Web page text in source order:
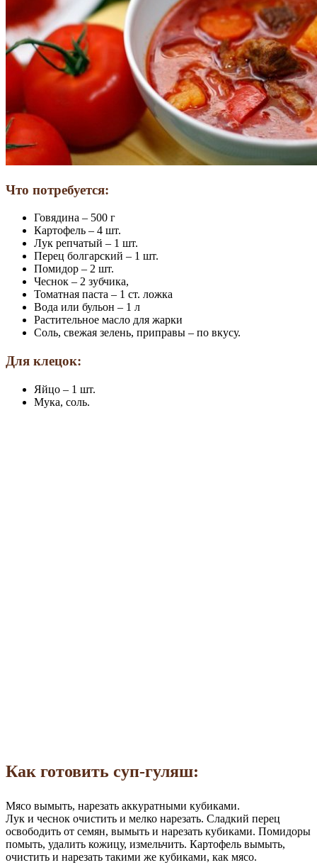
Что потребуется:
Говядина – 500 г
Картофель – 4 шт.
Лук репчатый – 1 шт.
Перец болгарский – 1 шт.
Помидор – 2 шт.
Чеснок – 2 зубчика,
Томатная паста – 1 ст. ложка
Вода или бульон – 1 л
Растительное масло для жарки
Соль, свежая зелень, приправы – по вкусу.
Для клецок:
Яйцо – 1 шт.
Мука, соль.
Как готовить суп-гуляш:
Мясо вымыть, нарезать аккуратными кубиками.
Лук и чеснок очистить и мелко нарезать. Сладкий перец
освободить от семян, вымыть и нарезать кубиками. Помидоры
помыть, удалить кожицу, измельчить. Картофель вымыть,
очистить и нарезать такими же кубиками, как мясо.